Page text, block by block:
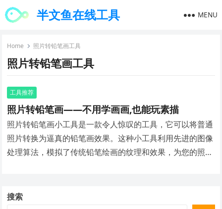
半文鱼在线工具 MENU
Home 照片转铅笔画工具
照片转铅笔画工具
工具推荐
照片转铅笔画——不用学画画,也能玩素描
照片转铅笔画小工具是一款令人惊叹的工具，它可以将普通
照片转换为逼真的铅笔画效果。这种小工具利用先进的图像
处理算法，模拟了传统铅笔绘画的纹理和效果，为您的照片
搜索